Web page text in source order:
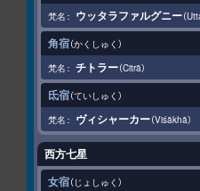
ウッタラファルグニー
角宿 かくしゅく
チトラー Citrā
氐宿 ていしゅく
ヴィシャーカー Viśākhā
西方七星
女宿 じょしゅく